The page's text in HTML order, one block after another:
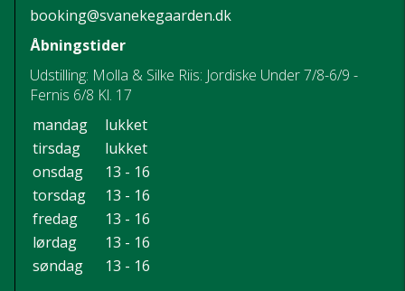
booking@svanekegaarden.dk
Åbningstider
Udstilling: Molla & Silke Riis: Jordiske Under 7/8-6/9 -
Fernis 6/8 Kl. 17
mandag
lukket
tirsdag
lukket
onsdag
13 - 16
torsdag
13 - 16
fredag
13 - 16
lørdag
13 - 16
søndag
13 - 16